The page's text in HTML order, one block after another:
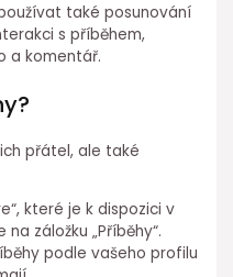
také posunování
s příběhem,
a komentář.
přátel, ale také
které je k dispozici v
záložku „Příběhy“.
podle vašeho profilu